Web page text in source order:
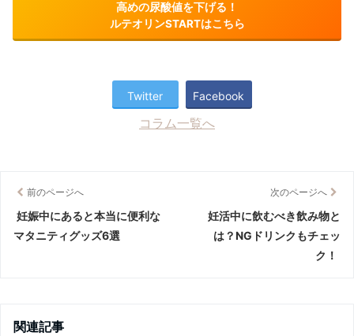
高めの尿酸値を下げる！
ルテオリンSTARTはこちら
Twitter Facebook
コラム一覧へ
前のページへ
妊娠中にあると本当に便利な
マタニティグッズ6選
次のページへ
妊活中に飲むべき飲み物と
は？NGドリンクもチェッ
ク！
関連記事